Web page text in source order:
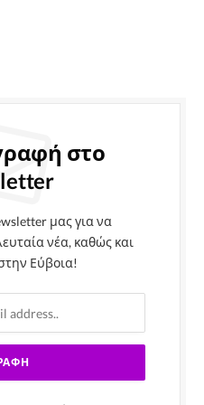
στο
μας για να
νέα, καθώς και
Εύβοια!